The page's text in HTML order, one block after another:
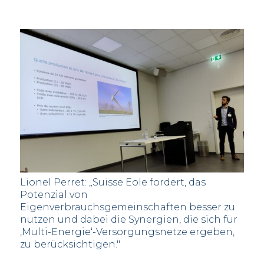
Lionel Perret: „Suisse Eole fordert, das
Potenzial von
Eigenverbrauchsgemeinschaften besser zu
nutzen und dabei die Synergien, die sich für
‚Multi-Energie‘-Versorgungsnetze ergeben,
zu berücksichtigen."